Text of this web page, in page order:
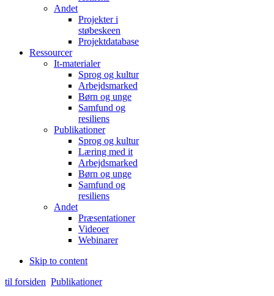
Andet
Projekter i
støbeskeen
Projektdatabase
Ressourcer
It-materialer
Sprog og kultur
Arbejdsmarked
Børn og unge
Samfund og
resiliens
Publikationer
Sprog og kultur
Læring med it
Arbejdsmarked
Børn og unge
Samfund og
resiliens
Andet
Præsentationer
Videoer
Webinarer
Skip to content
til forsiden Publikationer